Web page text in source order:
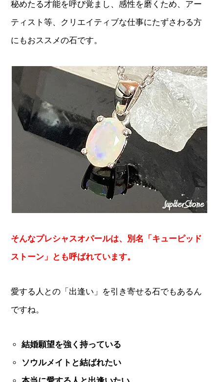
秘めたる才能を呼び覚まし、感性を磨くため、アー
ティスト等、クリエイティブな仕事にたずさわる方
にもおススメの石です。
そんなプレシャスオパールは、別名「キューピッド
ストーン」とも呼ばれています。
愛する人との「出逢い」を引き寄せる石でもあるん
ですね。
結婚願望を強く持っている
ソウルメイトと結ばれたい